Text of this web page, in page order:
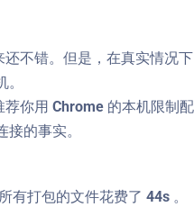
错。但是，在真实情况
用 Chrome 的本机限制配
的事实。
有打包的文件花费了 44s 。